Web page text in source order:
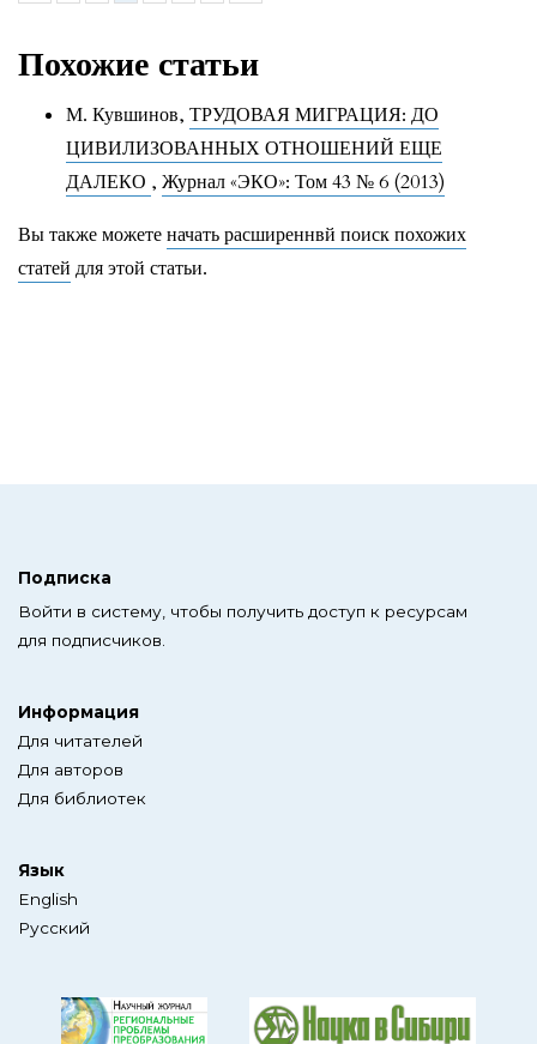
Похожие статьи
М. Кувшинов, ТРУДОВАЯ МИГРАЦИЯ: ДО
ЦИВИЛИЗОВАННЫХ ОТНОШЕНИЙ ЕЩЕ
ДАЛЕКО , Журнал «ЭКО»: Том 43 № 6 (2013)
Вы также можетеначать расширеннвй поиск похожих
статей для этой статьи.
Подписка
Войти в систему, чтобы получить доступ к ресурсам
для подписчиков.
Информация
Для читателей
Для авторов
Для библиотек
Язык
English
Русский